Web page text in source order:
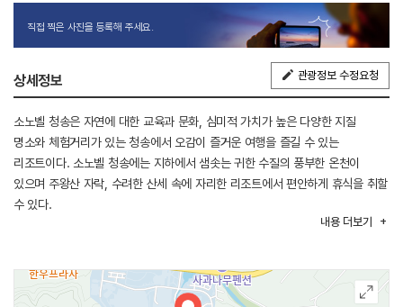
직접 찍은 사진을 등록해 주세요.
상세정보 관광정보 수정요청
소노벨 청송은 자연에 대한 교육과 문화, 심미적 가치가 높은 다양한 지질
명소와 체험거리가 있는 청송에서 오감이 즐거운 여행을 즐길 수 있는
리조트이다. 소노벨 청송에는 지하에서 샘솟는 귀한 수질의 풍부한 온천이
있으며 주왕산 자락, 수려한 산세 속에 자리한 리조트에서 편안하게 휴식을 취할
수 있다.
내용 더보기